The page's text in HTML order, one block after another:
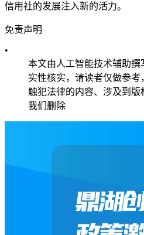
信用社的发展注入新的活力。
免责声明
•
本文由人工智能技术辅助
实性核实，请读者仅做参考
触犯法律的内容、涉及到
我们删除